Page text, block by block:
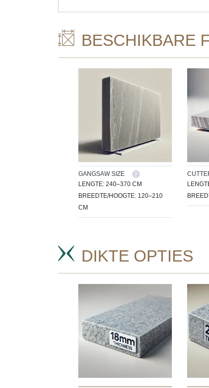
BESCHIKBARE
GANGSAW SIZE
LENGTE: 240–370 CM
BREEDTE/HOOGTE: 120–210
CM
DIKTE OPTIES